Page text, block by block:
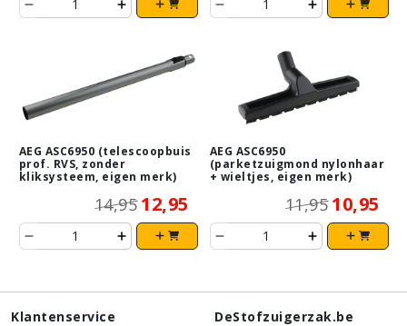
AEG ASC6950 (telescoopbuis
prof. RVS, zonder
kliksysteem, eigen merk)
14,95 12,95
AEG ASC6950
(parketzuigmond nylonhaar
+ wieltjes, eigen merk)
11,95 10,95
Klantenservice
DeStofzuigerzak.be